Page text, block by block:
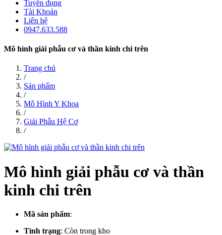
Tuyển dụng
Tài Khoản
Liên hệ
0947.633.588
Mô hình giải phẫu cơ và thần kinh chi trên
Trang chủ
/
Sản phẩm
/
Mô Hình Y Khoa
/
Giải Phẫu Hệ Cơ
/
Mô hình giải phẫu cơ và thần
kinh chi trên
Mã sản phẩm:
Tình trạng: Còn trong kho